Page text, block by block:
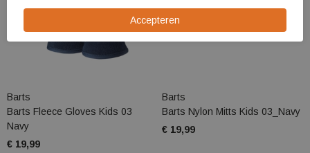
Barts
Barts Fleece Gloves Kids 03
Navy
€ 19,99
Barts
Barts Nylon Mitts Kids 03_Navy
€ 19,99